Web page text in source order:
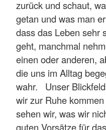
zurück und schaut,
getan und was man
dass das Leben sehr
geht, manchmal
einen oder anderen,
die uns im Alltag
wahr. Unser
wir zur Ruhe
sehen wir, was wir
guten Vorsätze für